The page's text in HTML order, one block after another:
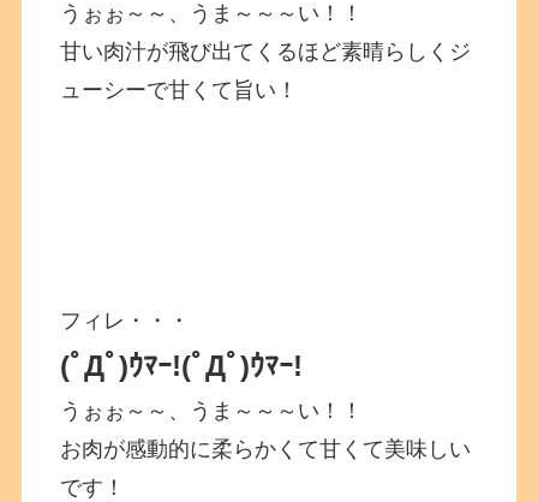
うぉぉ～～、うま～～～い！！
甘い肉汁が飛び出てくるほど素晴らしくジ
ューシーで甘くて旨い！
フィレ・・・
(ﾟДﾟ)ｳﾏｰ!(ﾟДﾟ)ｳﾏｰ!
うぉぉ～～、うま～～～い！！
お肉が感動的に柔らかくて甘くて美味しい
です！